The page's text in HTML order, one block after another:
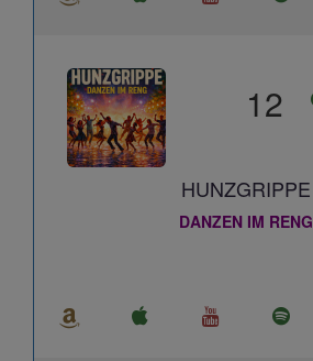
12
HUNZGRIPPE
DANZEN IM RENG